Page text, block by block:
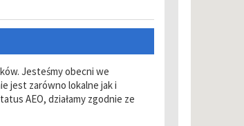
Jesteśmy obecni we
jest zarówno lokalne jak i
AEO, działamy zgodnie ze